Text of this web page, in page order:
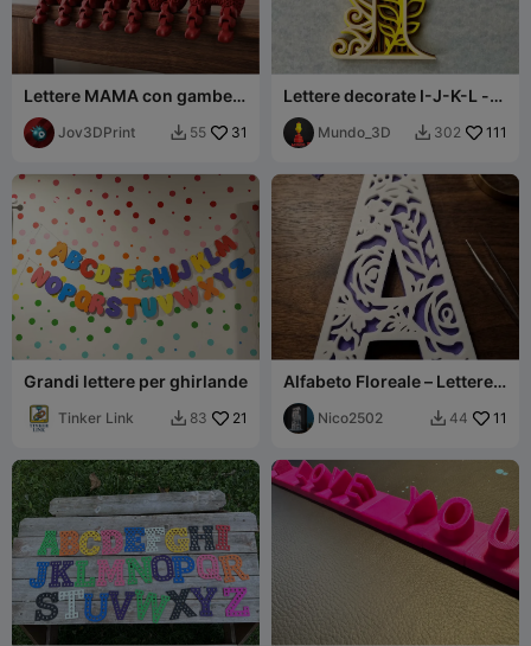
Lettere MAMA con gambe
flessibili
Jov3DPrint  55 31
Lettere decorate I-J-K-L -
3/7
Mundo_3D  302 111
Grandi lettere per ghirlande
Tinker Link  83 21
Alfabeto Floreale – Lettere
Decorative A-Z
Nico2502  44 11